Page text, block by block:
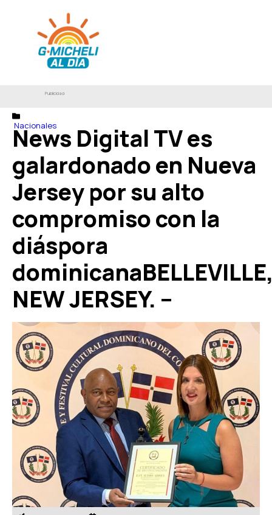
Publicidad
Nacionales
News Digital TV es
galardonado en Nueva
Jersey por su alto
compromiso con la
diáspora
NEW JERSEY. –